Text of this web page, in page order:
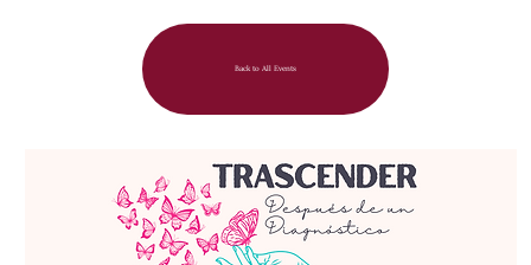
Back to All Events